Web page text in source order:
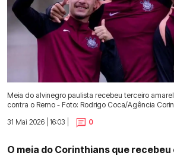
Meia do alvinegro paulista recebeu terceiro
contra o Remo - Foto: Rodrigo Coca/Agência
31 Mai 2026 | 16:03 |
0
O meia do Corinthians que